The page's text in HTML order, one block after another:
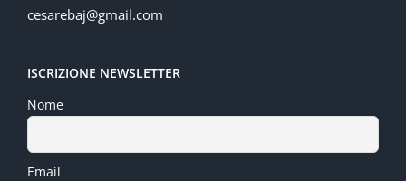
cesarebaj@gmail.com
ISCRIZIONE NEWSLETTER
Nome
Email